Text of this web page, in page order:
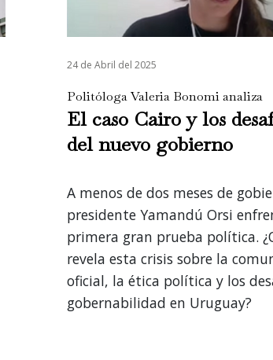
24 de Abril del 2025
Politóloga Valeria Bonomi analiza
El caso Cairo y los
del nuevo gobierno
A menos de dos meses de
presidente Yamandú Orsi
primera gran prueba política.
revela esta crisis sobre la
oficial, la ética política y los
gobernabilidad en Uruguay?